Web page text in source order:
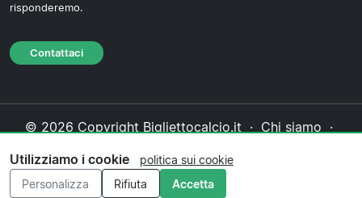
risponderemo.
Contattaci
© 2026 Copyright Bigliettocalcio.it · Chi siamo ·
cookie·Politica editoriale
Utilizziamo i cookie
politica sui cookie
Personalizza
Rifiuta Accetta